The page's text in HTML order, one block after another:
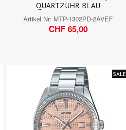
QUARTZUHR BLAU
Artikel Nr: MTP-1302PD-2AVEF
CHF 65,00
SALE